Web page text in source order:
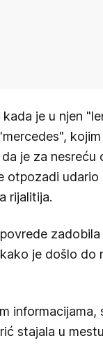
je u njen
da je za
otpozadi
rijalitija.
je došlo do
stajala u